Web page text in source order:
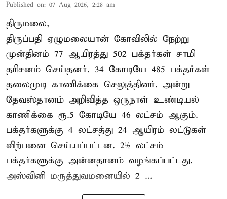
Published on: 07 Aug 2026, 2:28 am
திருமலை,
திருப்பதி ஏழுமலையான் கோவிலில் நேற்று
முன்தினம் 77 ஆயிரத்து 502 பக்தர்கள் சாமி
தரிசனம் செய்தனர். 34 கோடியே 485 பக்தர்கள்
தலைமுடி காணிக்கை செலுத்தினர். அன்று
தேவஸ்தானம் அறிவித்த ஒருநாள் உண்டியல்
காணிக்கை ரூ.5 கோடியே 46 லட்சம் ஆகும்.
பக்தர்களுக்கு 4 லட்சத்து 24 ஆயிரம் லட்டுகள்
விற்பனை செய்யப்பட்டன. 2½ லட்சம்
பக்தர்களுக்கு அன்னதானம் வழங்கப்பட்டது.
அஸ்வினி மருத்துவமனையில் 2 ...